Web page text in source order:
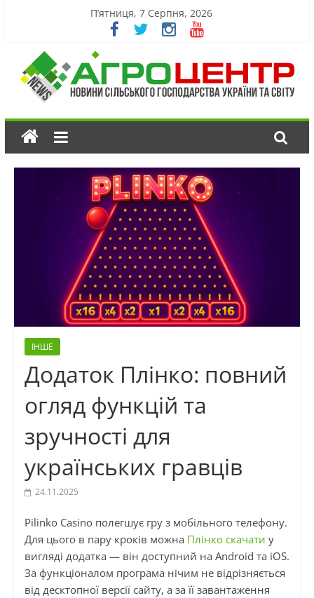
П’ятниця, 7 Серпня, 2026
ІНШЕ
Додаток Плінко: повний
огляд функцій та
зручності для
українських гравців
24.11.2025
Pilinko Casino полегшує гру з мобільного телефону.
Для цього в пару кроків можна Плінко скачати у
вигляді додатка — він доступний на Android та iOS.
За функціоналом програма нічим не відрізняється
від десктопної версії сайту, а за її завантаження